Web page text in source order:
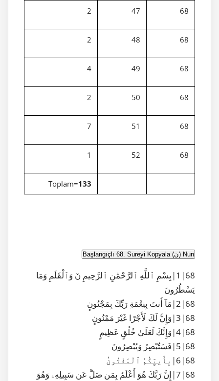
68
47
2
68
48
2
68
49
4
68
50
2
68
51
7
68
52
1
Toplam=133
Nun (ن) Başlangıçlı 68. Sureyi Kopyala
68|1|بِسْمِ ٱللَّهِ ٱلرَّحْمَٰنِ ٱلرَّحِيمِ نٓ وَٱلْقَلَمِ وَمَا
يَسْطُرُونَ
68|2|مَآ أَنتَ بِنِعْمَةِ رَبِّكَ بِمَجْنُونٍ
68|3|وَإِنَّ لَكَ لَأَجْرًا غَيْرَ مَمْنُونٍ
68|4|وَإِنَّكَ لَعَلَىٰ خُلُقٍ عَظِيمٍ
68|5|فَسَتُبْصِرُ وَيُبْصِرُونَ
68|6|بِأَييِّكُمُ ٱلْمَفْتُونُ
68|7|إِنَّ رَبَّكَ هُوَ أَعْلَمُ بِمَن ضَلَّ عَن سَبِيلِهِۦ وَهُوَ